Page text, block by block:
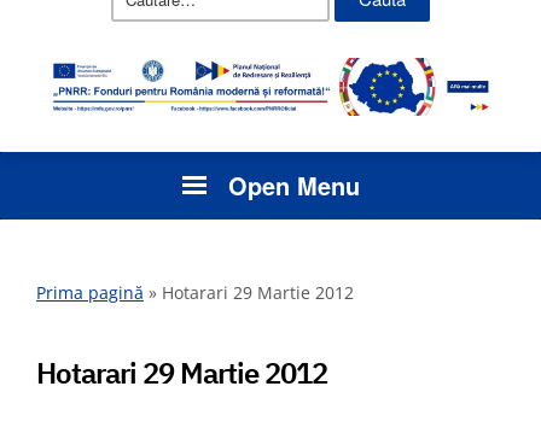
Open Menu
Prima pagină » Hotarari 29 Martie 2012
Hotarari 29 Martie 2012